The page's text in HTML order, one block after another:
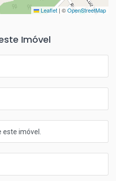
Leaflet | ©OpenStreetMap
Imóvel